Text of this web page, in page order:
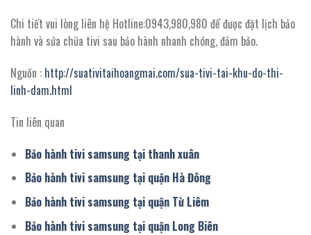
Chi tiết vui lòng liên hệ Hotline:0943,980,980 để được đặt lịch bảo
hành và sửa chữa tivi sau bảo hành nhanh chóng, đảm bảo.
Nguồn : http://suativitaihoangmai.com/sua-tivi-tai-khu-do-thi-
linh-dam.html
Tin liên quan
Bảo hành tivi samsung tại thanh xuân
Bảo hành tivi samsung tại quận Hà Đông
Bảo hành tivi samsung tại quận Từ Liêm
Bảo hành tivi samsung tại quận Long Biên